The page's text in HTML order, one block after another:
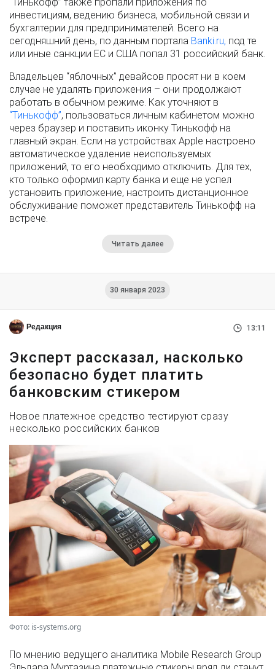
инвестициям, ведению бизнеса, мобильной связи и
бухгалтерии для предпринимателей. Всего на
сегодняшний день, по данным портала Banki.ru, под те
или иные санкции ЕС и США попал 31 российский банк.
Владельцев “яблочных” девайсов просят ни в коем
случае не удалять приложения – они продолжают
работать в обычном режиме. Как уточняют в
“Тинькофф”, пользоваться личным кабинетом можно
через браузер и поставить иконку Тинькофф на
главный экран. Если на устройствах Apple настроено
автоматическое удаление неиспользуемых
приложений, то его необходимо отключить. Для тех,
кто только оформил карту банка и еще не успел
установить приложение, настроить дистанционное
обслуживание поможет представитель Тинькофф на
встрече.
Читать далее
30 января 2023
Редакция 13:11
Эксперт рассказал, насколько
безопасно будет платить
банковским стикером
Новое платежное средство тестируют сразу
несколько российских банков
Фото: is-systems.org
По мнению ведущего аналитика Mobile Research Group